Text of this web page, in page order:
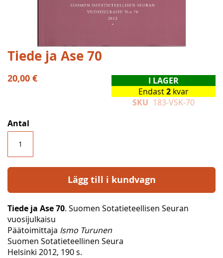
Hoppa
till
början
av
Tiede ja Ase 70
20,00 €
I LAGER
Endast2 kvar
SKU 183-VSK-70
Antal
Lägg till i kundvagn
Tiede ja Ase 70. Suomen Sotatieteellisen Seuran
vuosijulkaisu
Päätoimittaja Ismo Turunen
Suomen Sotatieteellinen Seura
Helsinki 2012, 190 s.